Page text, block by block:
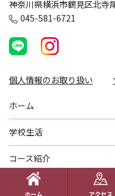
神奈川県横浜市鶴見区北寺
045-581-6721
個人情報のお取り扱い
ホーム
学校生活
コース紹介
国際理解教育
ホーム アクセス